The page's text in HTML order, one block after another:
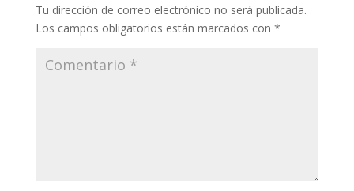
Tu dirección de correo electrónico no será publicada.
Los campos obligatorios están marcados con *